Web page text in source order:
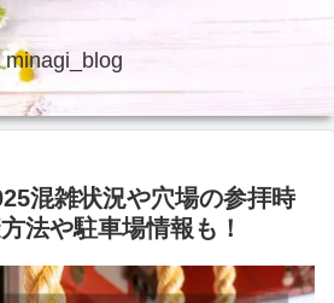
minagi_blog
混雑状況や穴場の参拝時
法や駐車場情報も！